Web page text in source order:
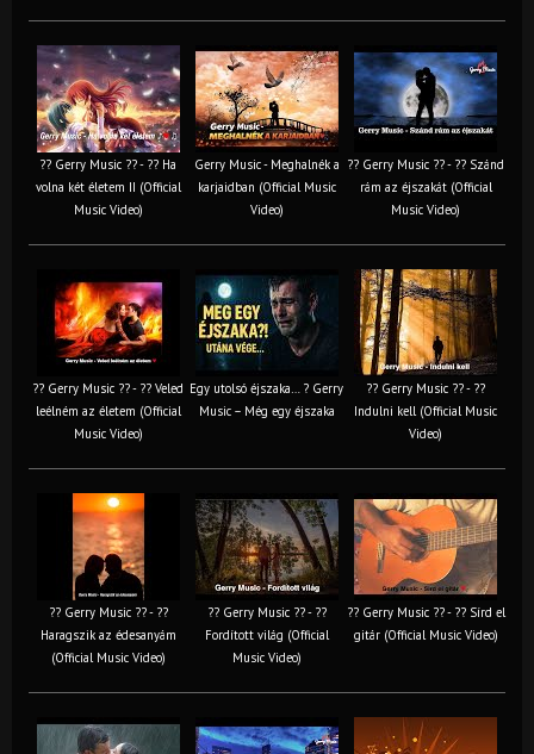
?? Gerry Music ?? - ?? Ha
volna két életem II (Official
Music Video)
Gerry Music - Meghalnék a
karjaidban (Official Music
Video)
?? Gerry Music ?? - ?? Szánd
rám az éjszakát (Official
Music Video)
?? Gerry Music ?? - ?? Veled
leélném az életem (Official
Music Video)
Egy utolsó éjszaka… ? Gerry
Music – Még egy éjszaka
?? Gerry Music ?? - ??
Indulni kell (Official Music
Video)
?? Gerry Music ?? - ??
Haragszik az édesanyám
(Official Music Video)
?? Gerry Music ?? - ??
Fordított világ (Official
Music Video)
?? Gerry Music ?? - ?? Sírd el
gitár (Official Music Video)